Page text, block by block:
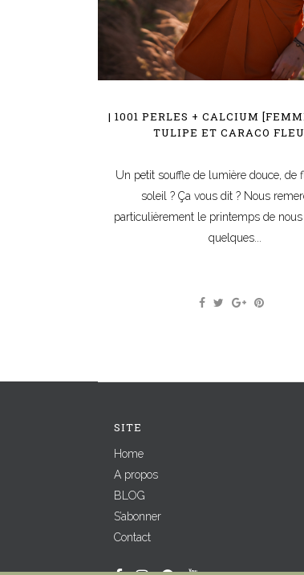
| 1001 PERLES + CALCIUM
TULIPE ET CARACO
Un petit souffle de lumière douce, de
soleil ? Ça vous dit ? Nous
particulièrement le printemps de nous
quelques...
SITE
Home
A propos
BLOG
S’abonner
Contact